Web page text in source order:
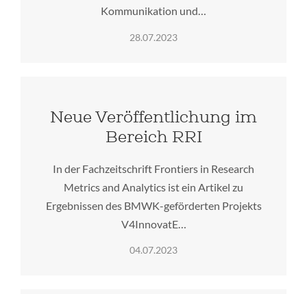
Kommunikation und…
28.07.2023
Neue Veröffentlichung im
Bereich RRI
In der Fachzeitschrift Frontiers in Research
Metrics and Analytics ist ein Artikel zu
Ergebnissen des BMWK-geförderten Projekts
V4InnovatE…
04.07.2023